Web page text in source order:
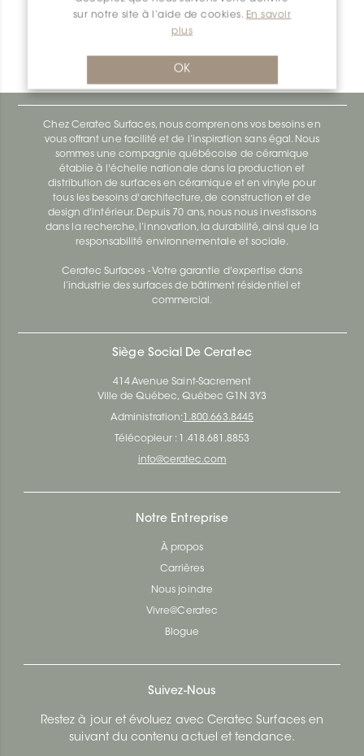
sur notre site à l’aide de cookies. En savoir
plus
OK
Designbase-Sl DBSL110EB
Chez Ceratec Surfaces, nous comprenons vos besoins en
vous offrant une facilité et de l’inspiration sans égal. Nous
sommes une compagnie québécoise de céramique
établie à l'échelle nationale dans la production et
distribution de surfaces en céramique et en vinyle pour
tous les besoins d'architecture, de construction et de
design d'intérieur. Depuis 70 ans, nous nous investissons
dans la recherche, l’innovation, la durabilité, ainsi que la
responsabilité environnementale et sociale.
Ceratec Surfaces - Votre garantie d'expertise dans
l’industrie des surfaces de bâtiment résidentiel et
commercial.
Siège Social De Ceratec
414 Avenue Saint-Sacrement
Ville de Québec, Québec G1N 3Y3
Administration: 1.800.663.8445
Télécopieur : 1.418.681.8853
info@ceratec.com
Notre Entreprise
À propos
Carrières
Nous joindre
Vivre@Ceratec
Blogue
Suivez-Nous
Restez à jour et évoluez avec Ceratec Surfaces en
suivant du contenu actuel et tendance.